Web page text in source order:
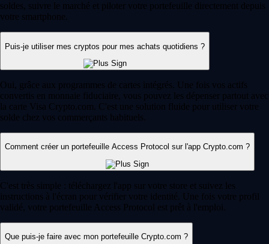
soldes, suivre le marché et piloter votre portefeuille directement depuis
votre smartphone.
Puis-je utiliser mes cryptos pour mes achats quotidiens ?
Oui, grâce aux programmes de cartes intégrés. Une fois vos actifs
convertis en monnaie fiduciaire, vous pouvez les dépenser partout avec
la carte Visa Crypto.com. C'est une solution fluide pour utiliser votre
solde chez vos commerçants habituels.
Comment créer un portefeuille Access Protocol sur l'app Crypto.com ?
C'est très simple : téléchargez l'app sur votre store et suivez les
instructions à l'écran pour vérifier votre identité. Une fois votre profil
validé, votre portefeuille Access Protocol est prêt à l'emploi.
Que puis-je faire avec mon portefeuille Crypto.com ?